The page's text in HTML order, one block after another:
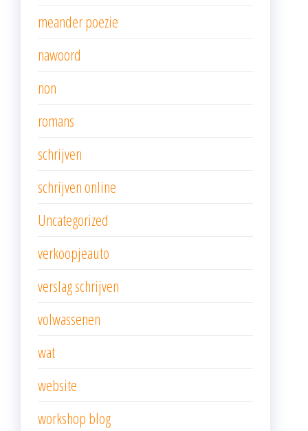
meander poezie
nawoord
non
romans
schrijven
schrijven online
Uncategorized
verkoopjeauto
verslag schrijven
volwassenen
wat
website
workshop blog